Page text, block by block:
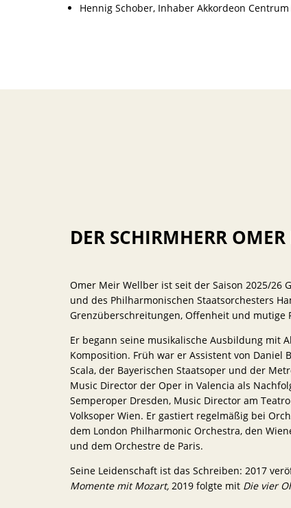
Hennig Schober, Inhaber Akkordeon
DER SCHIRMHERR
Omer Meir Wellber ist seit der Saison 2025/26
und des Philharmonischen Staatsorchesters
Grenzüberschreitungen, Offenheit und mutige
Er begann seine musikalische Ausbildung mit
Komposition. Früh war er Assistent von
Scala, der Bayerischen Staatsoper und der
Music Director der Oper in Valencia als
Semperoper Dresden, Music Director am
Volksoper Wien. Er gastiert regelmäßig bei
dem London Philharmonic Orchestra, den
und dem Orchestre de Paris.
Seine Leidenschaft ist das Schreiben: 2017
Momente mit Mozart, 2019 folgte mit Die vier